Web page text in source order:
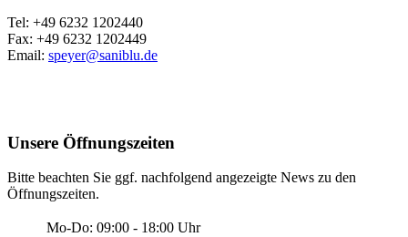
Tel: +49 6232 1202440
Fax: +49 6232 1202449
Email: speyer@saniblu.de
Unsere Öffnungszeiten
Bitte beachten Sie ggf. nachfolgend angezeigte News zu den
Öffnungszeiten.
Mo-Do: 09:00 - 18:00 Uhr